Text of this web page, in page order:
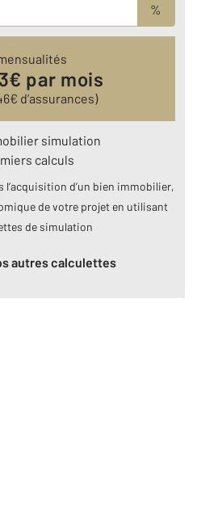
%
€ par mois
€ d’assurances)
simulation
calculs
l’acquisition d’un bien immobilier,
de votre projet en utilisant
de simulation
autres calculettes